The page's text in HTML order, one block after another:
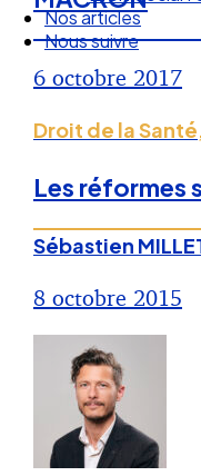
Nos articles
Nous suivre
6 octobre 2017
Droit de la
Les réformes
Sébastien
8 octobre 2015